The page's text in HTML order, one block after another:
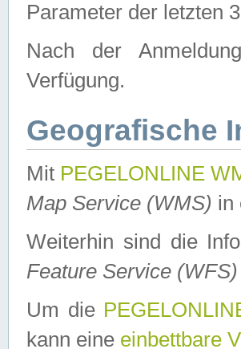
Parameter der letzten
Nach der
Verfügung.
Geografische
Mit PEGELONLINE
Map Service (WMS) in
Weiterhin sind die
Feature Service (WFS)
Um die
kann eine einbettbare